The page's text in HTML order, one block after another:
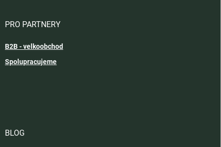
PRO PARTNERY
B2B - velkoobchod
Spolupracujeme
BLOG